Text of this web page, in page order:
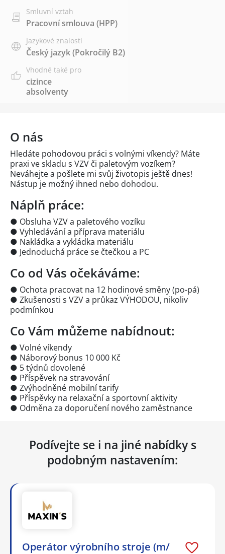
Smluvní vztah
Pracovní smlouva (HPP)
Jazykové znalosti
Český jazyk(Pokročilý B2)
Vhodné také pro
cizince
absolventy
O nás
Hledáte pohodovou práci s volnými víkendy? Máte
praxi ve skladu s VZV či paletovým vozíkem?
Neváhejte a pošlete mi svůj životopis ještě dnes!
Nástup je možný ihned nebo dohodou.
Náplň práce:
● Obsluha VZV a paletového vozíku
● Vyhledávání a příprava materiálu
● Nakládka a vykládka materiálu
● Jednoduchá práce se čtečkou a PC
Co od Vás očekáváme:
● Ochota pracovat na 12 hodinové směny (po-pá)
● Zkušenosti s VZV a průkaz VÝHODOU, nikoliv
podmínkou
Co Vám můžeme nabídnout:
● Volné víkendy
● Náborový bonus 10 000 Kč
● 5 týdnů dovolené
● Příspěvek na stravování
● Zvýhodněné mobilní tarify
● Příspěvky na relaxační a sportovní aktivity
● Odměna za doporučení nového zaměstnance
Podívejte se i na jiné nabídky s
podobným nastavením:
Operátor výrobního stroje (m/